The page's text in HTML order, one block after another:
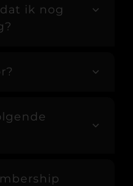
ik nog